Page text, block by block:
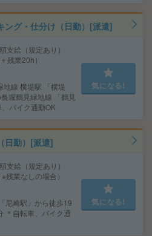
ング・仕分け（日勤）[派遣]
支給（規定あり）
残業20h）
線 横堤駅 「横堤
堀鶴見緑地線 「鶴見
バイク通勤OK
気になる!
日勤）[派遣]
支給（規定あり）
残業なしの場合）
尼崎駅」から徒歩19
＊自転車、バイク通
気になる!